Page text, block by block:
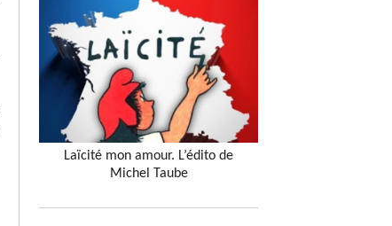
Laïcité mon amour. L’édito de
Michel Taube